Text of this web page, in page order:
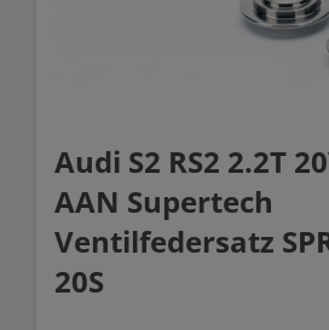
Audi S2 RS2 2.2T
AAN Supertech
Ventilfedersatz
20S